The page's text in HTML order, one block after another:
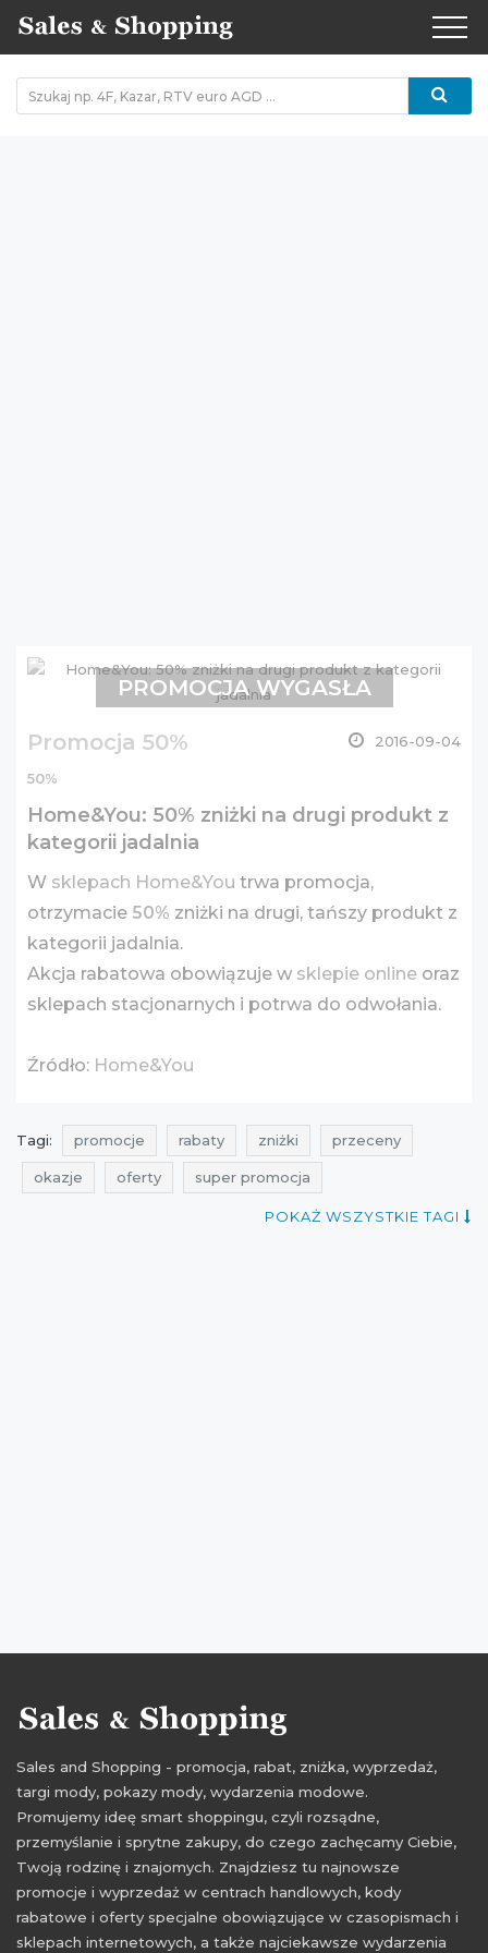
Promocja 50% 2016-09-04
50%
Home&You: 50% zniżki na drugi produkt z
kategorii jadalnia
W sklepach Home&You trwa promocja,
otrzymacie 50% zniżki na drugi, tańszy produkt z
kategorii jadalnia.
Akcja rabatowa obowiązuje w sklepie online oraz
sklepach stacjonarnych i potrwa do odwołania.
Źródło: Home&You
PROMOCJA WYGASŁA
Tagi: promocje rabaty zniżki przeceny
okazje oferty super promocja
rabaty home&you
POKAŻ WSZYSTKIE TAGI
Sales and Shopping - promocja, rabat, zniżka, wyprzedaż,
targi mody, pokazy mody, wydarzenia modowe.
Promujemy ideę smart shoppingu, czyli rozsądne,
przemyślanie i sprytne zakupy, do czego zachęcamy Ciebie,
Twoją rodzinę i znajomych. Znajdziesz tu najnowsze
promocje i wyprzedaż w centrach handlowych, kody
rabatowe i oferty specjalne obowiązujące w czasopismach i
sklepach internetowych, a także najciekawsze wydarzenia